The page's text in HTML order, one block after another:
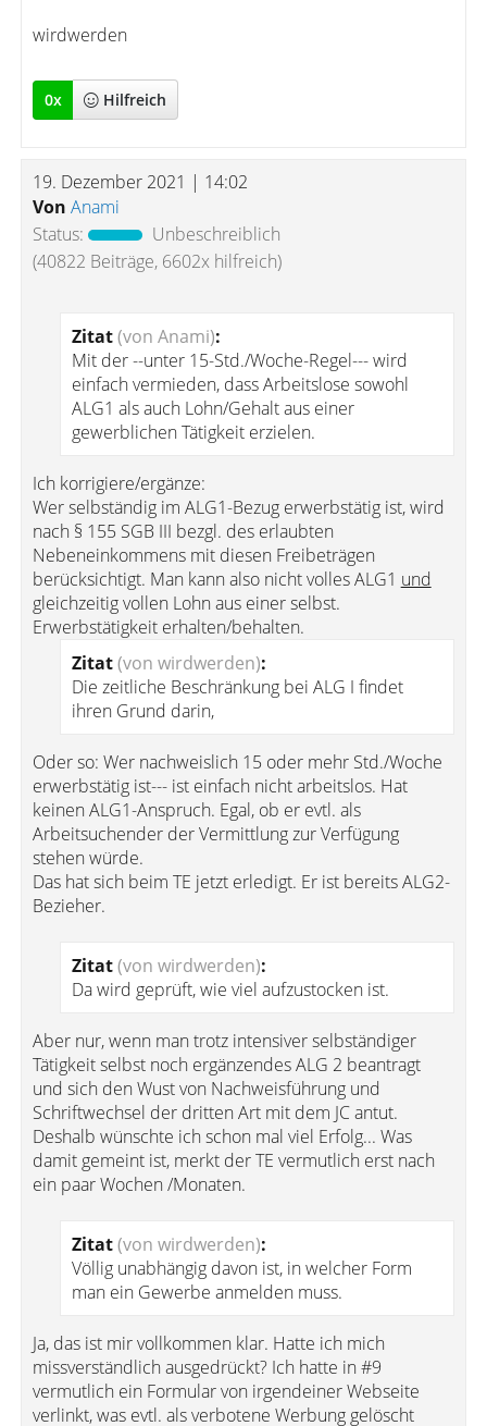
wirdwerden
0x Hilfreich
19. Dezember 2021 | 14:02
Von Anami
Status:
Unbeschreiblich
(40822 Beiträge, 6602x hilfreich)
Zitat(von Anami):
Mit der --unter 15-Std./Woche-Regel--- wird
einfach vermieden, dass Arbeitslose sowohl
ALG1 als auch Lohn/Gehalt aus einer
gewerblichen Tätigkeit erzielen.
Ich korrigiere/ergänze:
Wer selbständig im ALG1-Bezug erwerbstätig ist, wird
nach § 155 SGB III bezgl. des erlaubten
Nebeneinkommens mit diesen Freibeträgen
berücksichtigt. Man kann also nicht volles ALG1 und
gleichzeitig vollen Lohn aus einer selbst.
Erwerbstätigkeit erhalten/behalten.
Zitat(von wirdwerden):
Die zeitliche Beschränkung bei ALG I findet
ihren Grund darin,
Oder so: Wer nachweislich 15 oder mehr Std./Woche
erwerbstätig ist--- ist einfach nicht arbeitslos. Hat
keinen ALG1-Anspruch. Egal, ob er evtl. als
Arbeitsuchender der Vermittlung zur Verfügung
stehen würde.
Das hat sich beim TE jetzt erledigt. Er ist bereits ALG2-
Bezieher.
Zitat(von wirdwerden):
Da wird geprüft, wie viel aufzustocken ist.
Aber nur, wenn man trotz intensiver selbständiger
Tätigkeit selbst noch ergänzendes ALG 2 beantragt
und sich den Wust von Nachweisführung und
Schriftwechsel der dritten Art mit dem JC antut.
Deshalb wünschte ich schon mal viel Erfolg... Was
damit gemeint ist, merkt der TE vermutlich erst nach
ein paar Wochen /Monaten.
Zitat(von wirdwerden):
Völlig unabhängig davon ist, in welcher Form
man ein Gewerbe anmelden muss.
Ja, das ist mir vollkommen klar. Hatte ich mich
missverständlich ausgedrückt? Ich hatte in #9
vermutlich ein Formular von irgendeiner Webseite
verlinkt, was evtl. als verbotene Werbung gelöscht